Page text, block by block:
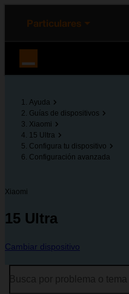
principal
la página
Particulares
Ayuda
Guías de dispositivos
Xiaomi
15 Ultra
Configura tu dispositivo
Configuración avanzada
Xiaomi
15 Ultra
Cambiar dispositivo